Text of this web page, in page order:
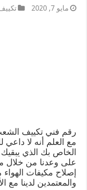
مايو 7, 2020
رقم فني تكييف
مع العلم أنه لا داعي
الخاص بك الذي
على وعدنا من خلال
إصلاح مكيفات الهواء
والمعتمدين لدينا مع